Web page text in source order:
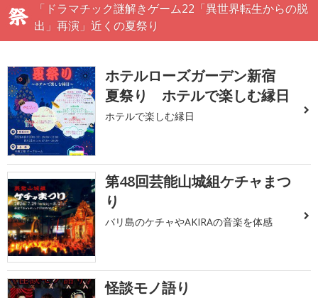
「ドラマチック謎解きゲーム22「異世界転生からの脱
出」再演」近くの夏祭り
ホテルローズガーデン新宿
夏祭り ホテルで楽しむ縁日
ホテルで楽しむ縁日
第48回芸能山城組ケチャまつ
り
バリ島のケチャやAKIRAの音楽を体感
怪談モノ語り